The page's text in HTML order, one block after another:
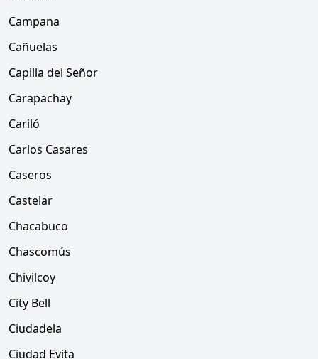
Campana
Cañuelas
Capilla del Señor
Carapachay
Cariló
Carlos Casares
Caseros
Castelar
Chacabuco
Chascomús
Chivilcoy
City Bell
Ciudadela
Ciudad Evita